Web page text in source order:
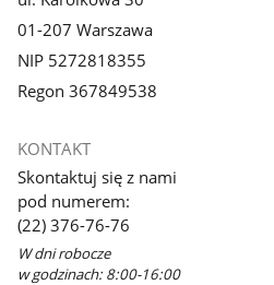
01-207 Warszawa
NIP 5272818355
Regon 367849538
KONTAKT
Skontaktuj się z nami
pod numerem:
(22) 376-76-76
W dni robocze
w godzinach: 8:00-16:00